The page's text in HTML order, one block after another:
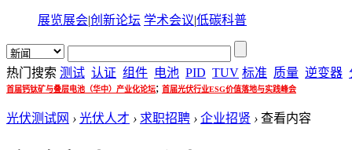
展览展会|创新论坛 学术会议|低碳科普
热门搜索 测试 认证 组件 电池 PID TUV 标准 质量 逆变器
首届钙钛矿与叠层电池（华中）产业化论坛; 首届光伏行业ESG价值落地与实践峰会
光伏测试网 › 光伏人才 › 求职招聘 › 企业招贤 › 查看内容